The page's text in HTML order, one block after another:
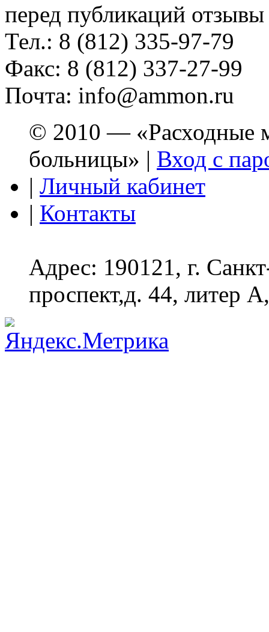
перед публикаций
Тел.: 8 (812) 335-97-79
Факс: 8 (812) 337-27-99
Почта: info@ammon.ru
© 2010 — «Расходные
больницы» | Вход с
| Личный кабинет
| Контакты
Адрес: 190121, г.
проспект,д. 44, литер